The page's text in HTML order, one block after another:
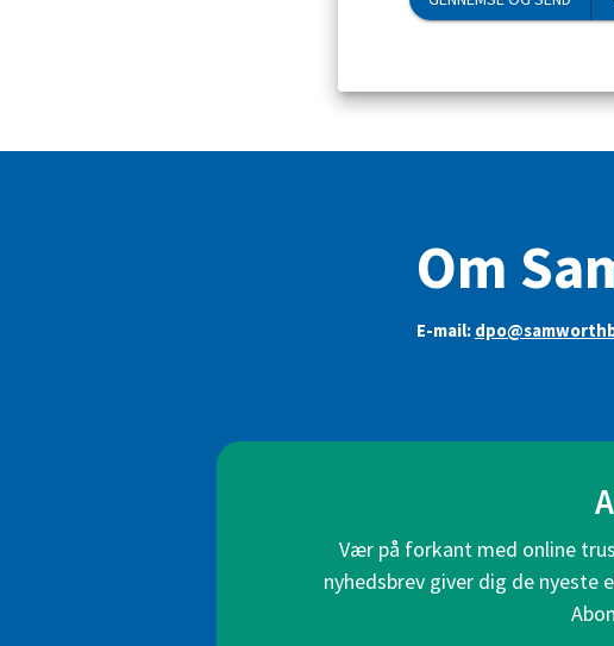
Om
E-mail:
Vær på forkant med online
nyhedsbrev giver dig de